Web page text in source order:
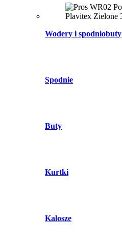
Wodery i spodniobuty
Spodnie
Buty
Kurtki
Kalosze